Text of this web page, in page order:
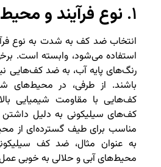
۱. نوع فرآیند و
انتخاب ضد کف به شدت به نوع
استفاده می‌شود، وابسته است. برخی
رنگ‌های پایه آب، به ضد کف‌هایی
باشند. از طرفی، در محیط‌های
کف‌هایی با مقاومت شیمیایی
کف‌های سیلیکونی به دلیل داشتن
مناسب برای طیف گسترده‌ای از
به عنوان مثال، ضد کف
محیط‌های آبی و حلالی به خوبی